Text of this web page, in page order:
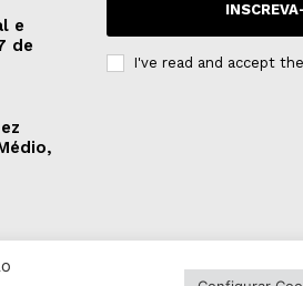
e
de
I've read and accept the